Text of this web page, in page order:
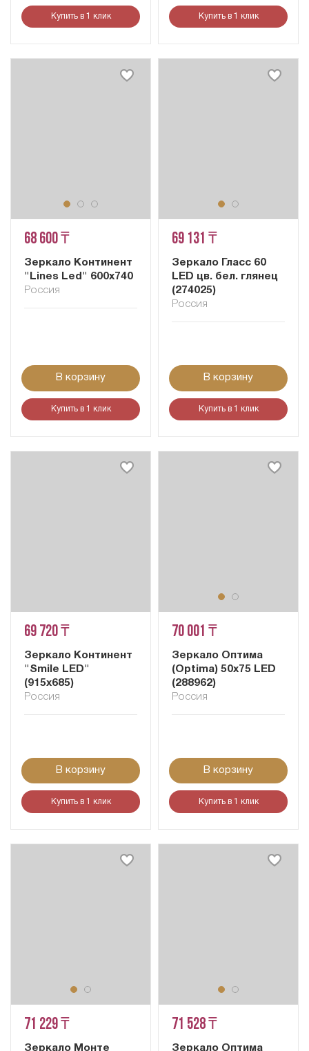
Купить в 1 клик Купить в 1 клик
68 600 ₸
Зеркало Континент
"Lines Led" 600х740
Россия
В корзину
Купить в 1 клик
69 131 ₸
Зеркало Гласс 60
LED цв. бел. глянец
(274025)
Россия
В корзину
Купить в 1 клик
69 720 ₸
Зеркало Континент
"Smile LED"
(915х685)
Россия
В корзину
Купить в 1 клик
70 001 ₸
Зеркало Оптима
(Optima) 50х75 LED
(288962)
Россия
В корзину
Купить в 1 клик
71 229 ₸
Зеркало Монте
71 528 ₸
Зеркало Оптима